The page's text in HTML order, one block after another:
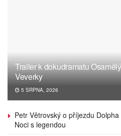
Trailer k dokudramatu
Veverky
5 SRPNA, 2026
Petr Větrovský o příjezdu
Noci s legendou